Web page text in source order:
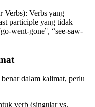
Verbs): Verbs yang
participle yang tidak
went-gone”, “see-saw-
dalam kalimat, perlu
verb (singular vs.